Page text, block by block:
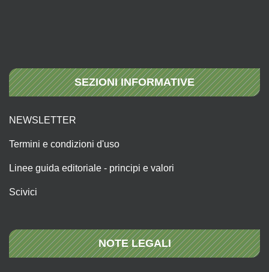
SEZIONI INFORMATIVE
NEWSLETTER
Termini e condizioni d'uso
Linee guida editoriale - principi e valori
Scivici
NOTE LEGALI